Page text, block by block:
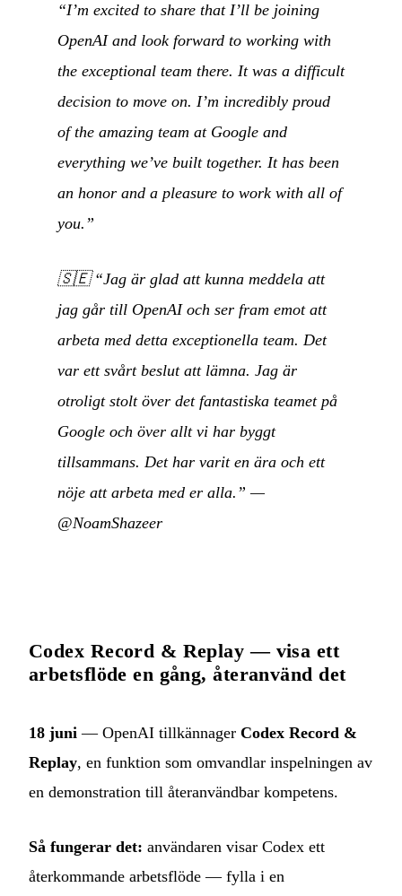
“I’m excited to share that I’ll be joining
OpenAI and look forward to working with
the exceptional team there. It was a difficult
decision to move on. I’m incredibly proud
of the amazing team at Google and
everything we’ve built together. It has been
an honor and a pleasure to work with all of
you.”
🇸🇪“Jag är glad att kunna meddela att
jag går till OpenAI och ser fram emot att
arbeta med detta exceptionella team. Det
var ett svårt beslut att lämna. Jag är
otroligt stolt över det fantastiska teamet på
Google och över allt vi har byggt
tillsammans. Det har varit en ära och ett
nöje att arbeta med er alla.” —
@NoamShazeer
Codex Record & Replay — visa ett
arbetsflöde en gång, återanvänd det
18 juni — OpenAI tillkännager Codex Record &
Replay, en funktion som omvandlar inspelningen av
en demonstration till återanvändbar kompetens.
Så fungerar det: användaren visar Codex ett
återkommande arbetsflöde — fylla i en